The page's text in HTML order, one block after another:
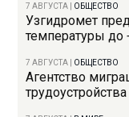
7 АВГУСТА ОБЩЕСТВО
Узгидромет
температуры
7 АВГУСТА ОБЩЕСТВО
Агентство